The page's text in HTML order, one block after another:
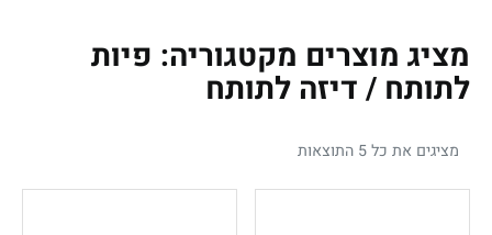
מציג מוצרים מקטגוריה: פיות
לתותח / דיזה לתותח
מציגים את כל ⁦5⁩ התוצאות